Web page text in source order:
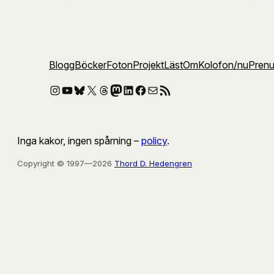
BloggBöckerFotonProjektLästOmKolofon/nu
Instagram
YouTube
Bluesky
X Threads
Mastodon
LinkedIn
Facebook
E-postRSS-flöde
Inga kakor, ingen spårning – policy.
Copyright © 1997—2026 Thord D. Hedengren